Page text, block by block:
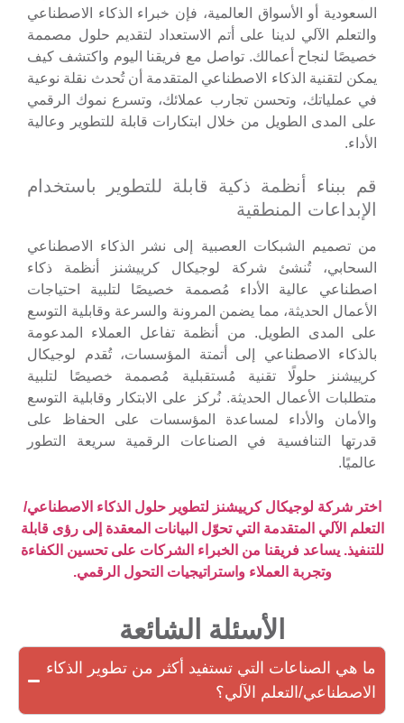
السعودية أو الأسواق العالمية، فإن خبراء الذكاء الاصطناعي
والتعلم الآلي لدينا على أتم الاستعداد لتقديم حلول مصممة
خصيصًا لنجاح أعمالك. تواصل مع فريقنا اليوم واكتشف كيف
يمكن لتقنية الذكاء الاصطناعي المتقدمة أن تُحدث نقلة نوعية
في عملياتك، وتحسن تجارب عملائك، وتسرع نموك الرقمي
على المدى الطويل من خلال ابتكارات قابلة للتطوير وعالية
الأداء.
قم ببناء أنظمة ذكية قابلة للتطوير باستخدام
الإبداعات المنطقية
من تصميم الشبكات العصبية إلى نشر الذكاء الاصطناعي
السحابي، تُنشئ شركة لوجيكال كرييشنز أنظمة ذكاء
اصطناعي عالية الأداء مُصممة خصيصًا لتلبية احتياجات
الأعمال الحديثة، مما يضمن المرونة والسرعة وقابلية التوسع
على المدى الطويل. من أنظمة تفاعل العملاء المدعومة
بالذكاء الاصطناعي إلى أتمتة المؤسسات، تُقدم لوجيكال
كرييشنز حلولًا تقنية مُستقبلية مُصممة خصيصًا لتلبية
متطلبات الأعمال الحديثة. نُركز على الابتكار وقابلية التوسع
والأمان والأداء لمساعدة المؤسسات على الحفاظ على
قدرتها التنافسية في الصناعات الرقمية سريعة التطور
عالميًا.
اختر شركة لوجيكال كرييشنز لتطوير حلول الذكاء الاصطناعي/
التعلم الآلي المتقدمة التي تحوّل البيانات المعقدة إلى رؤى قابلة
للتنفيذ. يساعد فريقنا من الخبراء الشركات على تحسين الكفاءة
وتجربة العملاء واستراتيجيات التحول الرقمي.
الأسئلة الشائعة
ما هي الصناعات التي تستفيد أكثر من تطوير الذكاء
الاصطناعي/التعلم الآلي؟